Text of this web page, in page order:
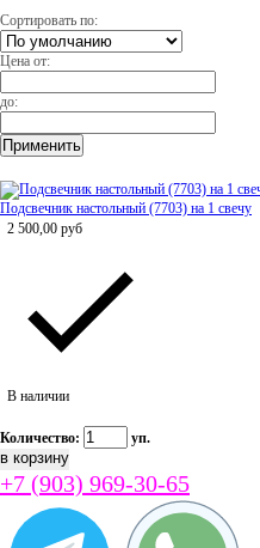
Сортировать по:
Цена от:
до:
Подсвечник настольный (7703) на 1 свечу
2 500,00 руб
В наличии
Количество: уп.
+7 (903) 969-30-65